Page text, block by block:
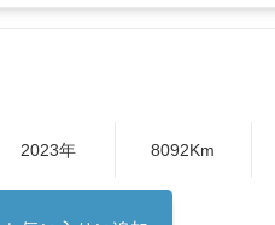
2023年 8092Km